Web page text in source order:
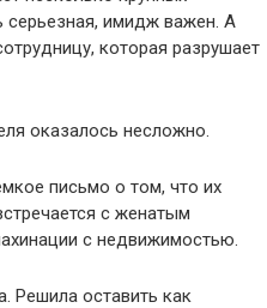
серьезная, имидж важен. А
которая разрушает
оказалось несложно.
письмо о том, что их
с женатым
с недвижимостью.
Решила оставить как